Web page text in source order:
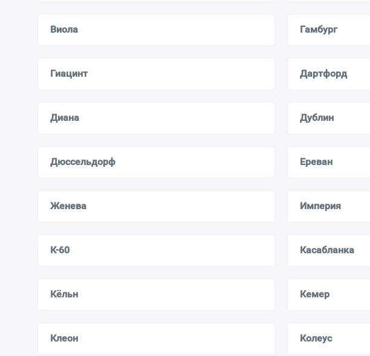
Виола Гамбург
Гиацинт Дартфорд
Диана Дублин
Дюссельдорф Ереван
Женева Империя
К-60 Касабланка
Кёльн Кемер
Клеон Колеус
Всё верно